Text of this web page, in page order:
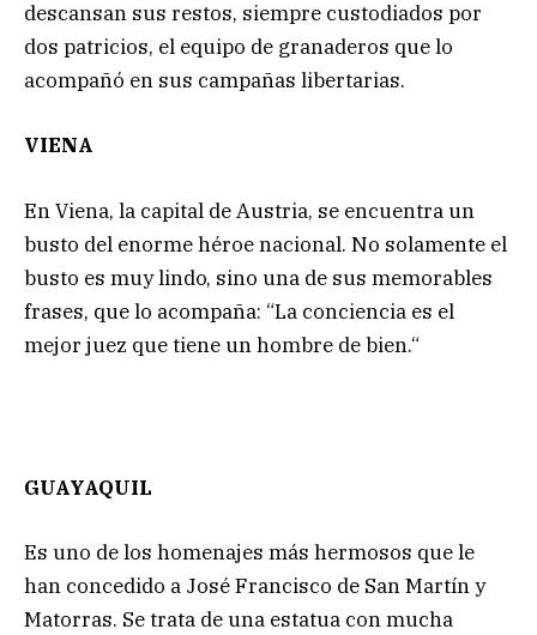
descansan sus restos, siempre custodiados por
dos patricios, el equipo de granaderos que lo
acompañó en sus campañas libertarias.
VIENA
En Viena, la capital de Austria, se encuentra un
busto del enorme héroe nacional. No solamente el
busto es muy lindo, sino una de sus memorables
frases, que lo acompaña: “La conciencia es el
mejor juez que tiene un hombre de bien.“
GUAYAQUIL
Es uno de los homenajes más hermosos que le
han concedido a José Francisco de San Martín y
Matorras. Se trata de una estatua con mucha